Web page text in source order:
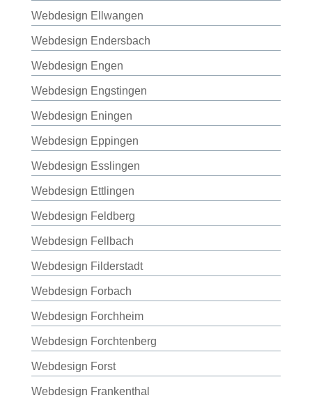
Webdesign Ellwangen
Webdesign Endersbach
Webdesign Engen
Webdesign Engstingen
Webdesign Eningen
Webdesign Eppingen
Webdesign Esslingen
Webdesign Ettlingen
Webdesign Feldberg
Webdesign Fellbach
Webdesign Filderstadt
Webdesign Forbach
Webdesign Forchheim
Webdesign Forchtenberg
Webdesign Forst
Webdesign Frankenthal